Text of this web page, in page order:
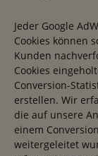
Jeder Google
Cookies können
Kunden
Cookies
Conversion-
erstellen. Wir
die auf unsere
einem
weitergeleitet